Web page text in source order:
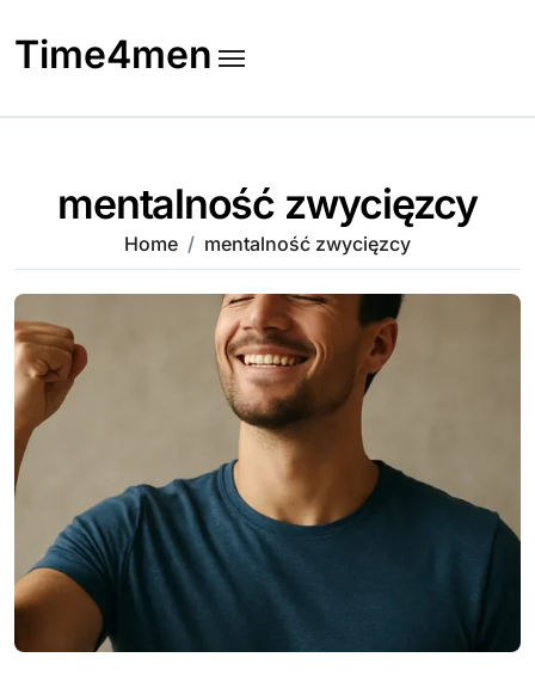
to
content
Time4men
mentalność zwycięzcy
Home mentalność zwycięzcy